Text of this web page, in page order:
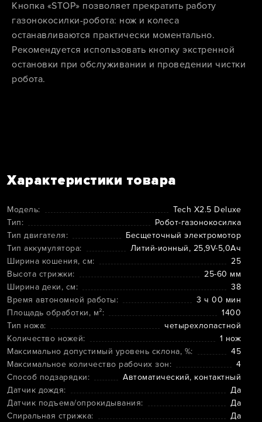
Кнопка «STOP» позволяет прекратить работу
газонокосилки-робота: нож и колеса
останавливаются практически моментально.
Рекомендуется использовать кнопку экстренной
остановки при обслуживании и проведении чистки
робота.
Характеристики товара
Модель:
Tech X2.5 Deluxe
Тип:
Робот-газонокосилка
Тип двигателя:
Бесщеточный электромотор
Тип аккумулятора:
Литий-ионный, 25,9V-5,0Ач
Ширина кошения, см:
25
Высота стрижки:
25-60 мм
Ширина деки, см:
38
Время автономной работы:
3 ч 00 мин
Площадь обработки, м²:
1400
Тип ножа:
четырехлопастной
Количество ножей:
1 нож
Максимально допустимый уровень склона, %:
45
Максимальное количество рабочих зон:
4
Способ подзарядки:
Автоматический, контактный
Датчик дождя:
Да
Датчик подъема/опрокидывания:
Да
Спиральная стрижка:
Да